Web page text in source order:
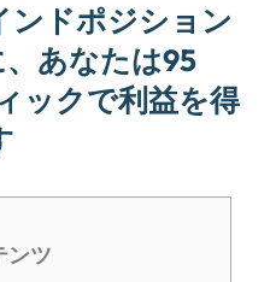
ンドポジション
あなたは95
ックで利益を得
ンツ